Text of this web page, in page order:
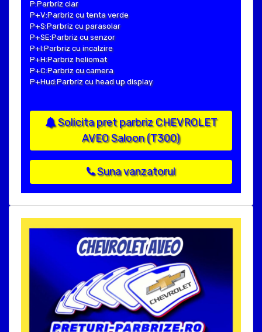
P:Parbriz clar
P+V:Parbriz cu tenta verde
P+S:Parbriz cu parasolar
P+SE:Parbriz cu senzor
P+I:Parbriz cu incalzire
P+H:Parbriz heliomat
P+C:Parbriz cu camera
P+Hud:Parbriz cu head up display
Solicita pret parbriz CHEVROLET
AVEO Saloon (T300)
Suna vanzatorul